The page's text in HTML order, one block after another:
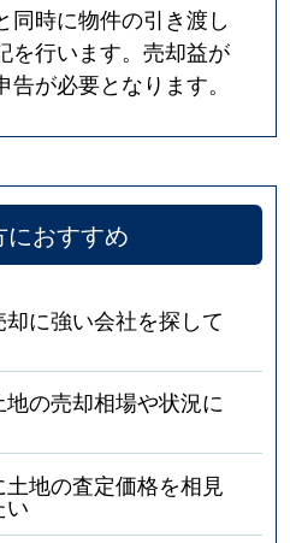
同時に物件の引き渡し
を行います。売却益が
が必要となります。
におすすめ
に強い会社を探して
の売却相場や状況に
地の査定価格を相見
い